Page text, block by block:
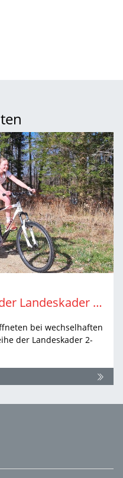
Läufer eröffnen Reihe der Landeskader 2-Lehrgänge
bei wechselhaften
der Landeskader 2-